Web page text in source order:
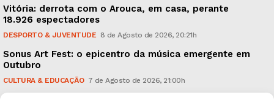
Vitória: derrota com o Arouca, em casa, perante
18.926 espectadores
DESPORTO & JUVENTUDE 8 de Agosto de 2026, 20:21h
Sonus Art Fest: o epicentro da música emergente em
Outubro
CULTURA & EDUCAÇÃO 7 de Agosto de 2026, 21:00h